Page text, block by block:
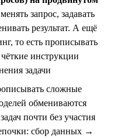
запрос, задавать
результат. А ещё
то есть прописывать
инструкции
задачи
сложные
обмениваются
почти без участия
сбор данных →